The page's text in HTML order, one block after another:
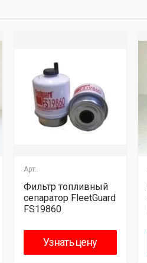
Арт:.
Фильтр топливный
сепаратор FleetGuard
FS19860
Узнать цену